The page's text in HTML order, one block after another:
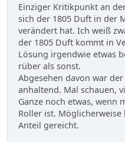
Einziger Kritikpunkt an
sich der 1805 Duft in der
verändert hat. Ich weiß
der 1805 Duft kommt in
Lösung irgendwie etwas
rüber als sonst.
Abgesehen davon war
anhaltend. Mal schauen,
Ganze noch etwas, wenn
Roller ist.
Anteil gereicht.